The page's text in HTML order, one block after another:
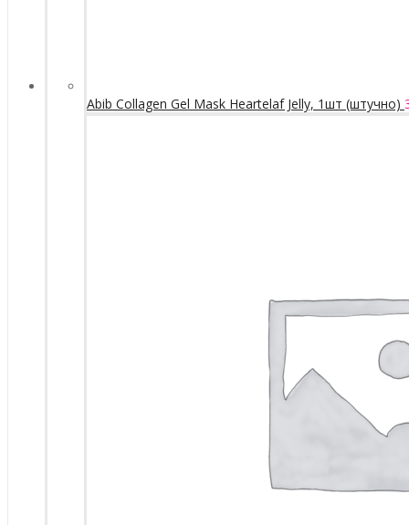
Abib Collagen Gel Mask Heartelaf Jelly, 1шт (штучно)